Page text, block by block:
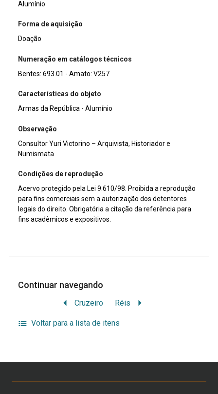
Alumínio
Forma de aquisição
Doação
Numeração em catálogos técnicos
Bentes: 693.01 - Amato: V257
Características do objeto
Armas da República - Alumínio
Observação
Consultor Yuri Victorino – Arquivista, Historiador e
Numismata
Condições de reprodução
Acervo protegido pela Lei 9.610/98. Proibida a reprodução
para fins comerciais sem a autorização dos detentores
legais do direito. Obrigatória a citação da referência para
fins acadêmicos e expositivos.
Continuar navegando
Cruzeiro Réis
Voltar para a lista de itens